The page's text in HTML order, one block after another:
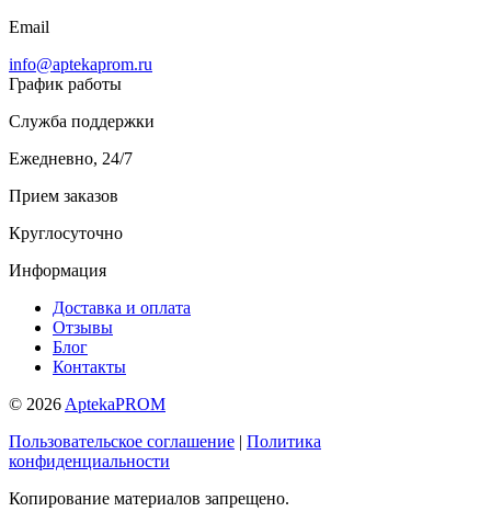
Email
info@aptekaprom.ru
График работы
Служба поддержки
Ежедневно, 24/7
Прием заказов
Круглосуточно
Информация
Доставка и оплата
Отзывы
Блог
Контакты
© 2026 AptekaPROM
Пользовательское соглашение | Политика
конфиденциальности
Копирование материалов запрещено.